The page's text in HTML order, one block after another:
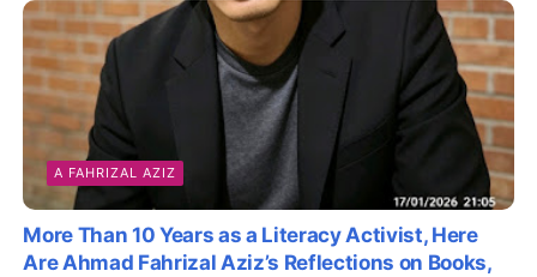
A FAHRIZAL AZIZ
More Than 10 Years as a Literacy Activist, Here
Are Ahmad Fahrizal Aziz’s Reflections on Books,